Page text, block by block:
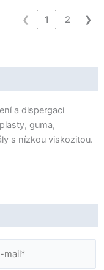
❮ 1 2 ❯
a dispergaci
guma,
s nízkou viskozitou.